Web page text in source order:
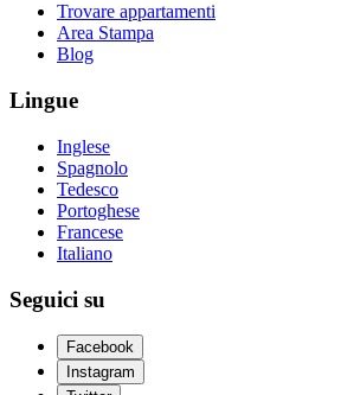
Trovare appartamenti
Area Stampa
Blog
Lingue
Inglese
Spagnolo
Tedesco
Portoghese
Francese
Italiano
Seguici su
Facebook
Instagram